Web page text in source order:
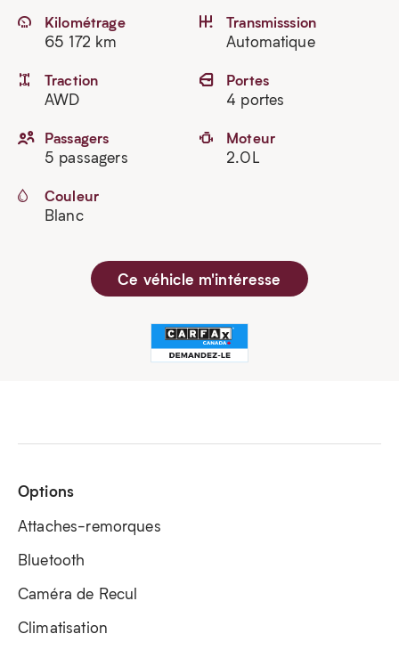
Kilométrage
65 172 km
Transmisssion
Automatique
Traction
AWD
Portes
4 portes
Passagers
5 passagers
Moteur
2.0L
Couleur
Blanc
Ce véhicle m'intéresse
Options
Attaches-remorques
Bluetooth
Caméra de Recul
Climatisation